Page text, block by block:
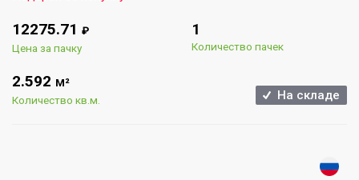
12275.71 ₽
Цена за пачку
1
Количество пачек
2.592 М²
Количество кв.м. На складе